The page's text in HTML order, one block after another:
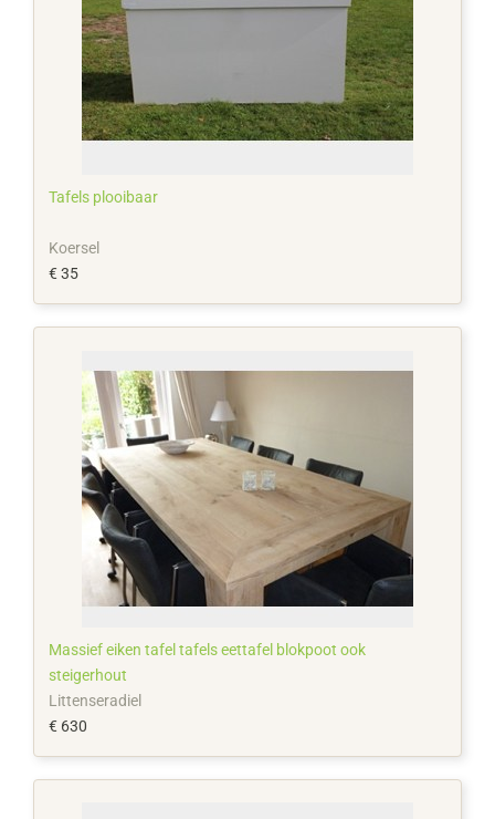
Tafels plooibaar
Koersel
€ 35
Massief eiken tafel tafels eettafel blokpoot ook
steigerhout
Littenseradiel
€ 630